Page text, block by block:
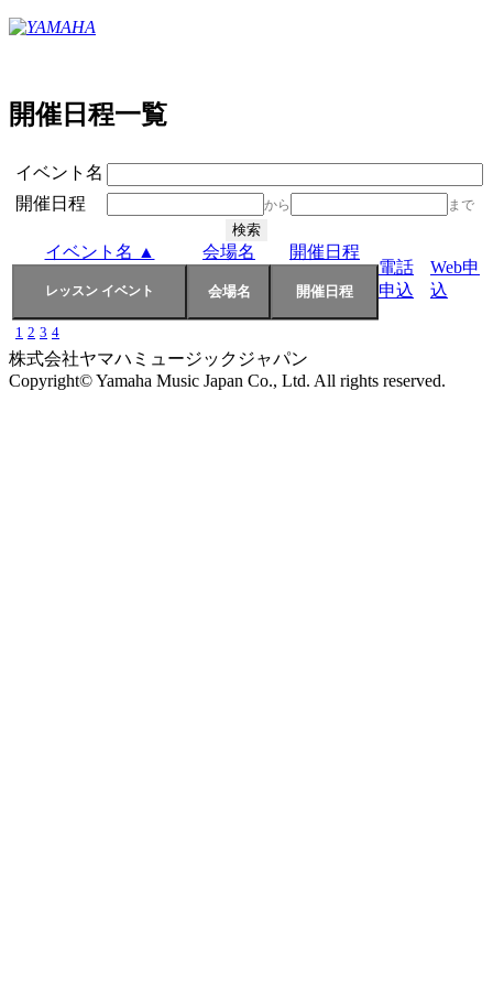
開催日程一覧
イベント名
開催日程
から まで
イベント名 ▲ 会場名
開催日程
電話
申込
Web申
込
1 2 3 4
株式会社ヤマハミュージックジャパン
Copyright© Yamaha Music Japan Co., Ltd. All rights reserved.